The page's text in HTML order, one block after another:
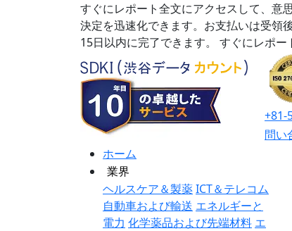
すぐにレポート全文にアクセスして、意
決定を迅速化できます。お支払いは受領
15日以内に完了できます。
すぐにレポー
+81-
問い
ホーム
業界
ヘルスケア＆製薬ICT＆テレコム
自動車および輸送 エネルギーと
電力 化学薬品および先端材料 エ